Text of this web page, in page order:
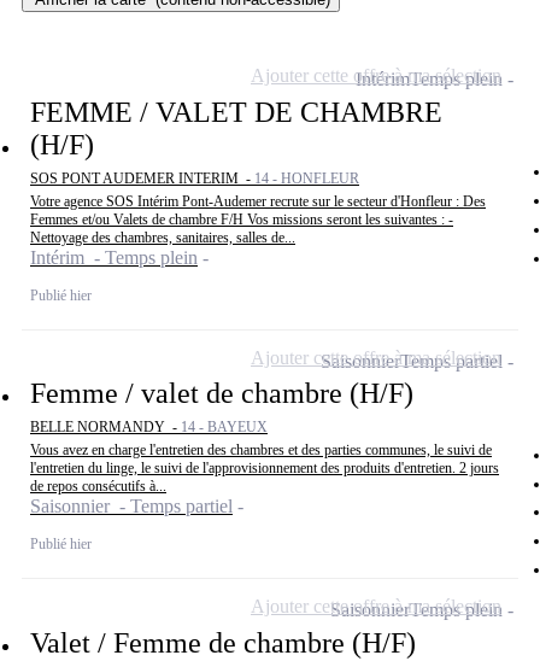
FEMME / VALET DE CHAMBRE
(H/F)
SOS PONT AUDEMER INTERIM - 14 - HONFLEUR
Votre agence SOS Intérim Pont-Audemer recrute sur le secteur d'Honfleur : Des
Femmes et/ou Valets de chambre F/H Vos missions seront les suivantes : -
Nettoyage des chambres, sanitaires, salles de...
Intérim - Temps plein
Publié hier
IntérimTemps plein
Ajouter cette offre à ma sélection
Femme / valet de chambre (H/F)
BELLE NORMANDY - 14 - BAYEUX
Vous avez en charge l'entretien des chambres et des parties communes, le suivi de
l'entretien du linge, le suivi de l'approvisionnement des produits d'entretien. 2 jours
de repos consécutifs à...
Saisonnier - Temps partiel
Publié hier
SaisonnierTemps partiel
Ajouter cette offre à ma sélection
Valet / Femme de chambre (H/F)
SaisonnierTemps plein
Ajouter cette offre à ma sélection